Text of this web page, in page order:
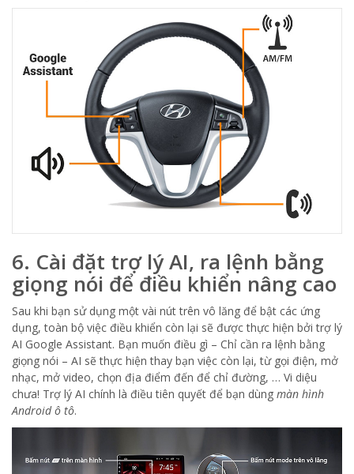
6. Cài đặt trợ lý AI, ra lệnh bằng
giọng nói để điều khiển nâng cao
Sau khi bạn sử dụng một vài nút trên vô lăng để bật các ứng
dụng, toàn bộ việc điều khiển còn lại sẽ được thực hiện bởi trợ lý
AI Google Assistant. Bạn muốn điều gì – Chỉ cần ra lệnh bằng
giọng nói – AI sẽ thực hiện thay bạn việc còn lại, từ gọi điện, mở
nhạc, mở video, chọn địa điểm đến để chỉ đường, … Vi diệu
chưa! Trợ lý AI chính là điều tiên quyết để bạn dùng màn hình
Android ô tô.